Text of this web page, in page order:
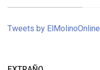
Tweets by ElMolinoOnline